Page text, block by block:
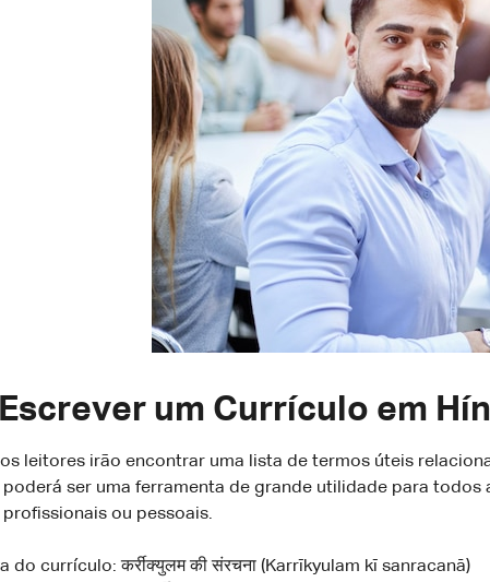
um Currículo em
leitores irão encontrar uma lista de termos úteis
ser uma ferramenta de grande utilidade para
ou pessoais.
do currículo: कर्रीक्युलम की संरचना (Karrīkyulam kī sanracanā)